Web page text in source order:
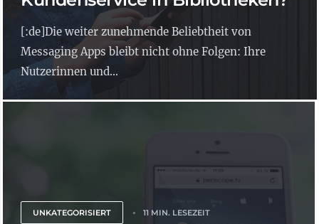
[:de]Die weiter zunehmende Beliebtheit von
Messaging Apps bleibt nicht ohne Folgen: Ihre
Nutzerinnen und...
UNKATEGORISIERT 11 MIN. LESEZEIT